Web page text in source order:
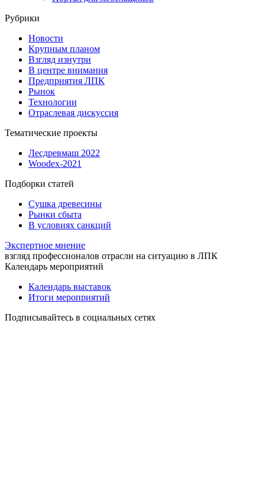
Рубрики
Новости
Крупным планом
Взгляд изнутри
В центре внимания
Предприятия ЛПК
Рынок
Технологии
Отраслевая дискуссия
Тематические проекты
Лесдревмаш 2022
Woodex-2021
Подборки статей
Сушка древесины
Рынки сбыта
В условиях санкций
Экспертное мнение
взгляд профессионалов отрасли на ситуацию в ЛПК
Календарь мероприятий
Календарь выставок
Итоги мероприятий
Подписывайтесь в социальных сетях